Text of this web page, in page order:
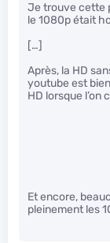
Je trouve cette
le 1080p était
[…]
Après, la HD
youtube est
HD lorsque l’on
Et encore,
pleinement les